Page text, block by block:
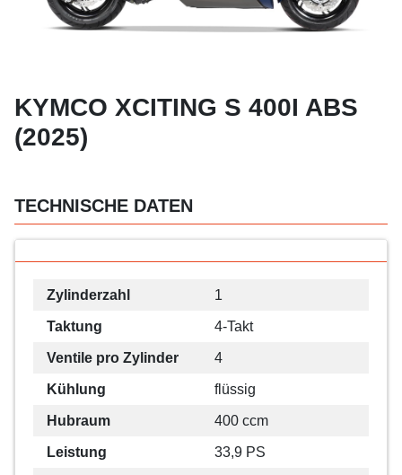
KYMCO XCITING S 400I ABS
(2025)
TECHNISCHE DATEN
Zylinderzahl 1
Taktung 4-Takt
Ventile pro Zylinder 4
Kühlung flüssig
Hubraum 400 ccm
Leistung 33,9 PS